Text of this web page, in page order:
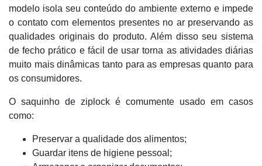
modelo isola seu conteúdo do ambiente externo e impede
o contato com elementos presentes no ar preservando as
qualidades originais do produto. Além disso seu sistema
de fecho prático e fácil de usar torna as atividades diárias
muito mais dinâmicas tanto para as empresas quanto para
os consumidores.
O saquinho de ziplock é comumente usado em casos
como:
Preservar a qualidade dos alimentos;
Guardar itens de higiene pessoal;